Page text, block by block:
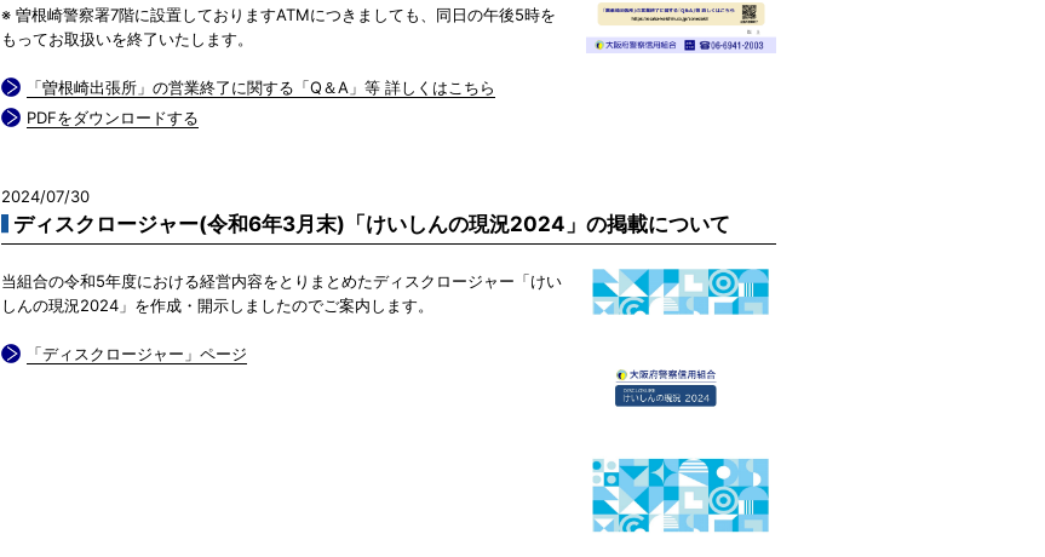
※ 曽根崎警察署7階に設置しておりますATMにつきましても、同日の午後5時を
もってお取扱いを終了いたします。
「曽根崎出張所」の営業終了に関する「Q＆A」等 詳しくはこちら
PDFをダウンロードする
2024/07/30
ディスクロージャー(令和6年3月末)「けいしんの現況2024」の掲載について
当組合の令和5年度における経営内容をとりまとめたディスクロージャー「けい
しんの現況2024」を作成・開示しましたのでご案内します。
「ディスクロージャー」ページ